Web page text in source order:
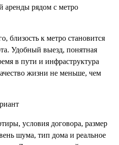
аренды рядом с метро
близость к метро становится
Удобный выезд, понятная
в пути и инфраструктура
жизни не меньше, чем
условия договора, размер
шума, тип дома и реальное